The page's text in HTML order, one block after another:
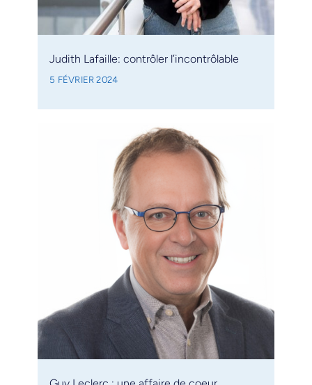
Judith Lafaille: contrôler l’incontrôlable
5 FÉVRIER 2024